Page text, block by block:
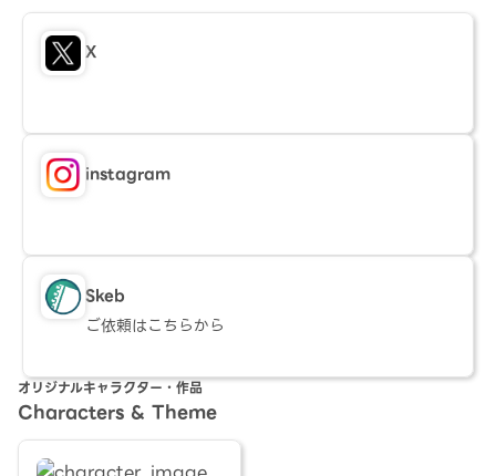
X
instagram
Skeb
ご依頼はこちらから
オリジナルキャラクター・作品
Characters & Theme